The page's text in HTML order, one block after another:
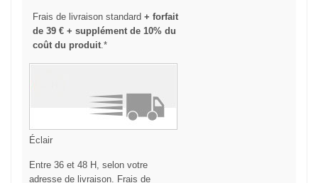
Frais de livraison standard + forfait
de 39 € + supplément de 10% du
coût du produit.*
Éclair
Entre 36 et 48 H, selon votre
adresse de livraison. Frais de